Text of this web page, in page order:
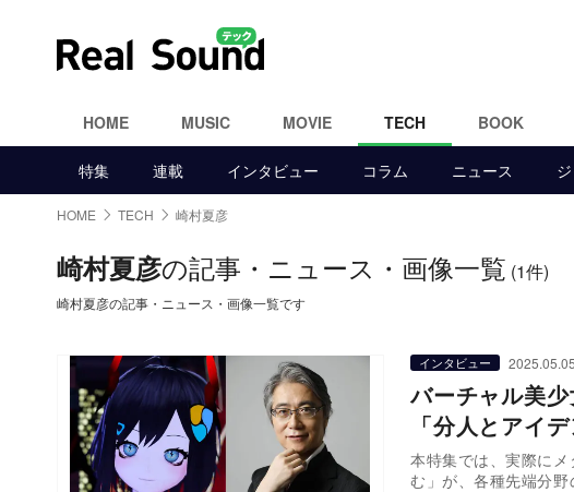
HOME MUSIC MOVIE TECH BOOK
特集 連載 インタビュー コラム ニュース
HOME TECH 崎村夏彦
崎村夏彦の記事・ニュース・画像一覧 (1件)
崎村夏彦の記事・ニュース・画像一覧です
インタビュー
バーチャル美
「分人とアイ
本特集では、実際に
む」が、各種先端分